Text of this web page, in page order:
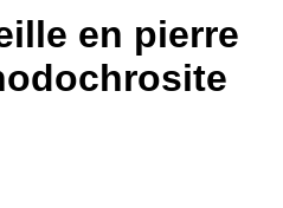
en pierre